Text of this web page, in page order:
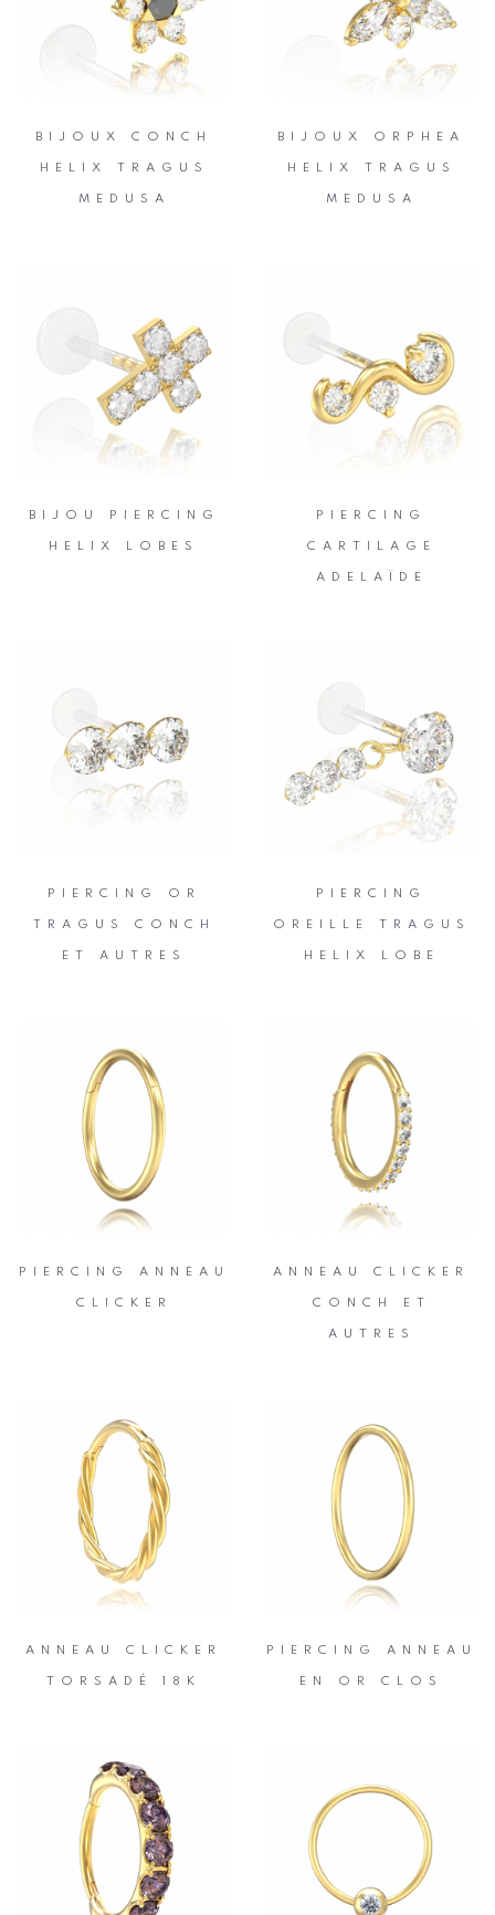
BIJOUX CONCH
HELIX TRAGUS
MEDUSA
BIJOUX ORPHEA
HELIX TRAGUS
MEDUSA
BIJOU PIERCING
HELIX LOBES
PIERCING
CARTILAGE
ADELAÏDE
PIERCING OR
TRAGUS CONCH
ET AUTRES
PIERCING
OREILLE TRAGUS
HELIX LOBE
PIERCING ANNEAU
CLICKER
ANNEAU CLICKER
CONCH ET
AUTRES
ANNEAU CLICKER
TORSADÉ 18K
PIERCING ANNEAU
EN OR CLOS